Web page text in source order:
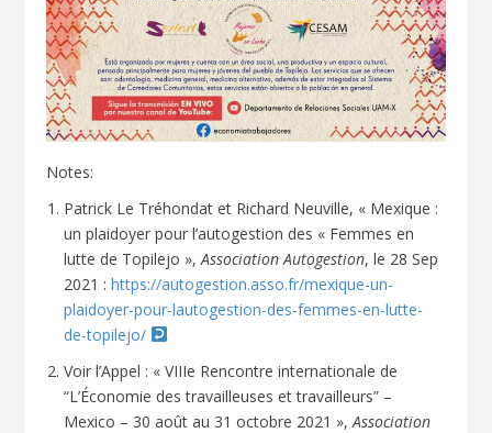
Notes:
Patrick Le Tréhondat et Richard Neuville, « Mexique :
un plaidoyer pour l’autogestion des « Femmes en
lutte de Topilejo »,Association Autogestion, le 28 Sep
2021 :https://autogestion.asso.fr/mexique-un-
plaidoyer-pour-lautogestion-des-femmes-en-lutte-
de-topilejo/
Voir l’Appel : « VIIIe Rencontre internationale de
“L’Économie des travailleuses et travailleurs” –
Mexico – 30 août au 31 octobre 2021 »,Association